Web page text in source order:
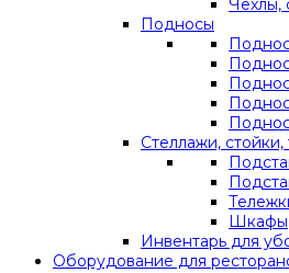
Чехлы,
Подносы
Стеллажи,
Шкафы
Инвентарь для
Оборудование для